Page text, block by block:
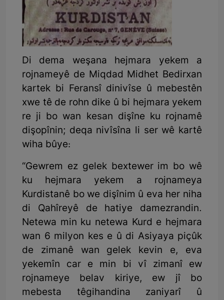
Di dema weşana hejmara yekem a
rojnameyê de Miqdad Midhet Bedirxan
kartek bi Feransî dinivîse û mebestên
xwe tê de rohn dike û bi hejmara yekem
re ji bo wan kesan dişîne ku rojnamê
dişopînin; deqa nivîsîna li ser wê kartê
wiha bûye:
“Gewrem ez gelek bextewer im bo wê
ku hejmara yekem a rojnameya
Kurdistanê bo we dişînim û eva her niha
di Qahîreyê de hatiye damezrandin.
Netewa min ku netewa Kurd e hejmara
wan 6 milyon kes e û di Asiyaya piçûk
de zimanê wan gelek kevin e, eva
yekemîn car e min bi vî zimanî ew
rojnameye belav kiriye, ew jî bo
mebesta têgihandina zaniyarî û